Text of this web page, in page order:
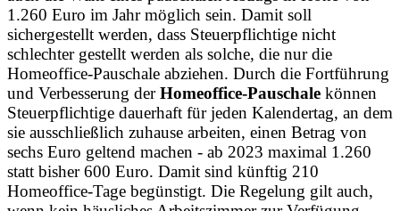
1.260 Euro im Jahr möglich sein. Damit soll
sichergestellt werden, dass Steuerpflichtige nicht
schlechter gestellt werden als solche, die nur die
Homeoffice-Pauschale abziehen. Durch die Fortführung
und Verbesserung derHomeoffice-Pauschale können
Steuerpflichtige dauerhaft für jeden Kalendertag, an dem
sie ausschließlich zuhause arbeiten, einen Betrag von
sechs Euro geltend machen - ab 2023 maximal 1.260
statt bisher 600 Euro. Damit sind künftig 210
Homeoffice-Tage begünstigt. Die Regelung gilt auch,